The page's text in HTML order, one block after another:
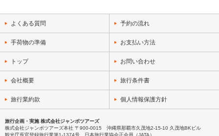
よくある質問 予約の流れ
手荷物の準備 お支払い方法
トップ お問い合わせ
会社概要 旅行条件書
旅行業約款 個人情報保護方針
旅行企画・実施 株式会社ジャンボツアーズ
株式会社ジャンボツアーズ本社 〒900-0015 沖縄県那覇市久茂地2-15-10 久茂地BKビル
観光庁長官登録旅行業第1-1374号、日本旅行業協会正会員（JATA）